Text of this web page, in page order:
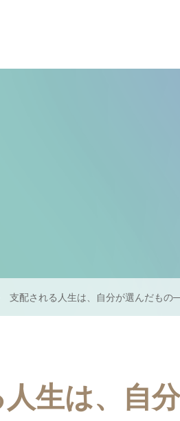
支配される人生は、自分が選んだもの
生は、自